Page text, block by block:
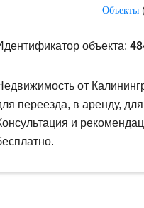
Объекты
объекта:
от
переезда, в аренду,
и